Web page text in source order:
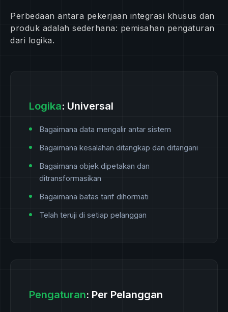
Perbedaan antara pekerjaan integrasi khusus dan
produk adalah sederhana: pemisahan pengaturan
dari logika.
Logika: Universal
Bagaimana data mengalir antar sistem
Bagaimana kesalahan ditangkap dan ditangani
Bagaimana objek dipetakan dan
ditransformasikan
Bagaimana batas tarif dihormati
Telah teruji di setiap pelanggan
Pengaturan: Per Pelanggan